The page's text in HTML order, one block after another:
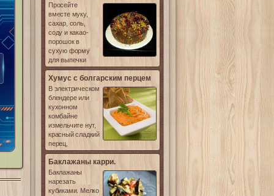
Просейте
вместе муку,
сахар, соль,
соду и какао-
порошок в
сухую форму
для выпечки
Хумус с болгарским перцем
В электрическом
блендере или
кухонном
комбайне
измельчите нут,
красный сладкий
перец,
Баклажаны карри.
Баклажаны
нарезать
кубиками. Мелко